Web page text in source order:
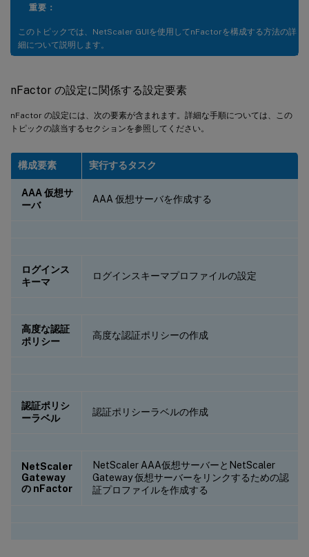
重要：
このトピックでは、NetScaler GUIを使用してnFactorを構成する方法の詳
細について説明します。
nFactor の設定に関係する設定要素
nFactor の設定には、次の要素が含まれます。詳細な手順については、この
トピックの該当するセクションを参照してください。
構成要素 実行するタスク
AAA 仮想サ
ーバ
AAA 仮想サーバを作成する
ログインス
キーマ
ログインスキーマプロファイルの設定
高度な認証
ポリシー
高度な認証ポリシーの作成
認証ポリシ
ーラベル
認証ポリシーラベルの作成
NetScaler
Gateway
の nFactor
NetScaler AAA仮想サーバーとNetScaler
Gateway 仮想サーバーをリンクするための認
証プロファイルを作成する